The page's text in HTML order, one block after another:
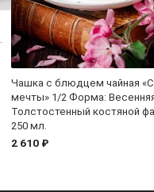
Чашка с блюдцем чайная
мечты» 1/2 Форма:
Толстостенный костяной
250 мл.
2 610 ₽